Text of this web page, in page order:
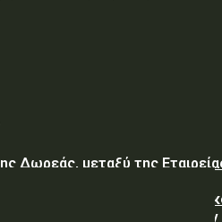
Δωρεάς, μεταξύ της
Εθνικής Άμυνας-
Σχολή Μονίμων Υπαξιωματικών